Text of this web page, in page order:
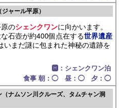
ャール平原）
のシェンクワンに向かいます。
石壺が約400個点在する世界遺産
まだ謎に包まれた神秘の遺跡を
🅷：シェンクワン泊
食事 朝：◯ 昼：◯ 夕：◯
ナムソン川クルーズ、タムチャン洞